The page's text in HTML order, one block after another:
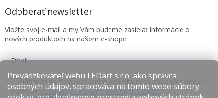
Prevádzkovateľ webu LEDart s.r.o. ako správca
osobných údajov, spracováva na tomto webe súbory
Odoberať newsletter
Vložte svoj e-mail a my Vám budeme zasielať informácie o
nových produktoch na našom e-shope.
Email
Súhlasím so spracovávaním poskytnutých osobných údajov
v zmysle Podmienok ochrany osobných údajov.